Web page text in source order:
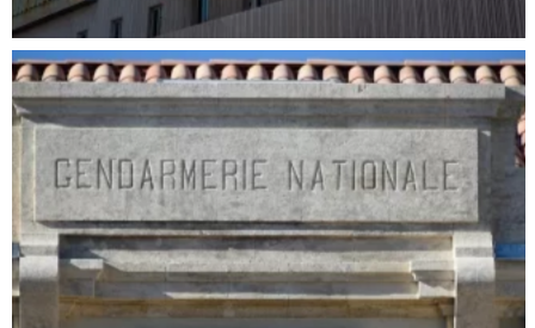
RÉALISATION DES FAÇADES EN LASURE
BÉTON DU CONSERVATOIRE À RAYONNEMENT
RÉGIONAL DE MONTPELLIER
Peinture & Décoration, Ravalement de façade